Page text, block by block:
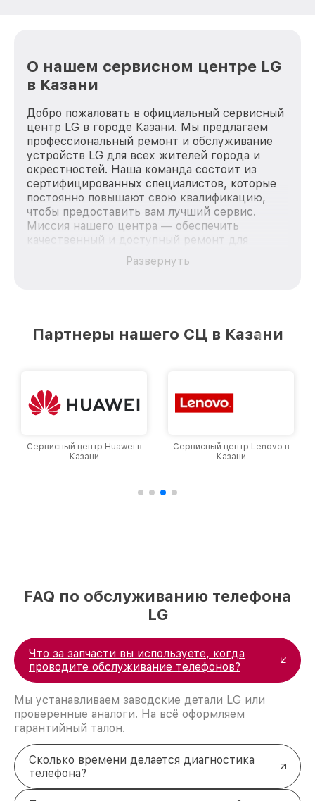
О нашем сервисном центре LG
в Казани
Добро пожаловать в официальный сервисный
центр LG в городе Казани. Мы предлагаем
профессиональный ремонт и обслуживание
устройств LG для всех жителей города и
окрестностей. Наша команда состоит из
сертифицированных специалистов, которые
постоянно повышают свою квалификацию,
чтобы предоставить вам лучший сервис.
Миссия нашего центра — обеспечить
качественный и доступный ремонт для
каждого пользователя продукции LG, вне
зависимости от сложности поломки. Мы
Казани, постоянно повышая уровень доверия
Развернуть
Партнеры нашего СЦ в Казани
Сервисный центр Huawei в
Казани
Сервисный центр Lenovo в
Казани
FAQ по обслуживанию телефона
LG
Что за запчасти вы используете, когда
проводите обслуживание телефонов?
Мы устанавливаем заводские детали LG или
проверенные аналоги. На всё оформляем
гарантийный талон.
Сколько времени делается диагностика
телефона?